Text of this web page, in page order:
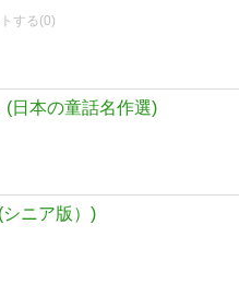
する(0)
(日本の童話名作選)
ニア版）)